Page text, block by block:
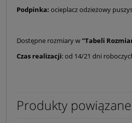
Podpinka: ocieplacz odzieżowy
Dostępne rozmiary w "Tabeli
Czas realizacji: od 14/21 dni
Produkty powiązane